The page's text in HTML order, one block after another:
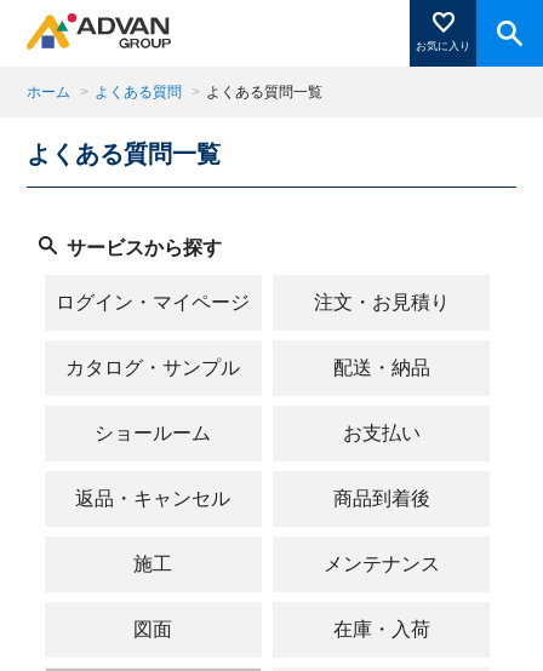
お気に入り
商品ページにある「お気に入り登録」を押すと登録した
商品がここに表示されます。
閉じる
ホーム > よくある質問 > よくある質問一覧
よくある質問一覧
サービスから探す
ログイン・マイページ 注文・お見積り
カタログ・サンプル 配送・納品
ショールーム お支払い
返品・キャンセル 商品到着後
施工 メンテナンス
図面 在庫・入荷